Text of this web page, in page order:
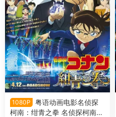
1080P
粤语动画电影名侦探
柯南：绀青之拳 名侦探柯南剧